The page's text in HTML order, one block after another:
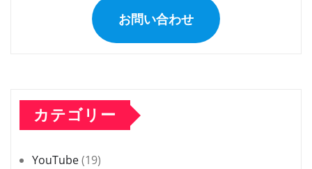
お問い合わせ
カテゴリー
YouTube(19)